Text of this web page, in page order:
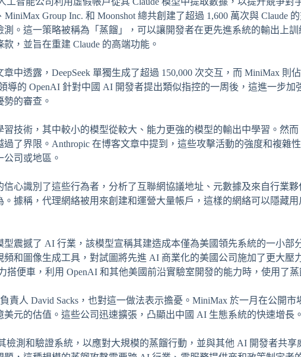
MiniMax Group Inc. 和 Moonshot 總共創建了超過 1,600 萬次與 Claude
測。這一策略被稱為「蒸餾」，可以讓開發者在更先進系統的輸出上
，並旨在重建 Claude 的高端功能。
中透露，DeepSeek 單獨生成了超過 150,000 次交互，而 MiniMax 則
導的 OpenAI 針對中國 AI 開發者提出類似指控的一周後，這進一步
的審查。
習技術，其中較小的模型從較大、能力更強的模型的輸出中學習。然
了界限。Anthropic 在博客文章中提到，這些攻擊活動的強度和複雜
司或地區。
信心識別了這些行為者，分析了互聯網協議地址、元數據及來自行業
。據稱，代理網絡被用來創建和運營大量帳戶，這樣的網絡可以隱藏
型震撼了 AI 行業，該模型宣稱其建造成本僅為美國領先系統的一小部
和圖像生成工具，對試圖將先進 AI 商業化的美國公司施加了更大壓
搭便車，利用 OpenAI 和其他美國前沿實驗室開發的能力時，使用了
責人 David Sacks，也對這一做法表示擔憂。MiniMax 於一月在公開市
美元的估值。這些公司迅速擴張，凸顯出中國 AI 生態系統的快速增長
檢測和驗證系統，以應對大規模的蒸餾行動，並與其他 AI 開發者共